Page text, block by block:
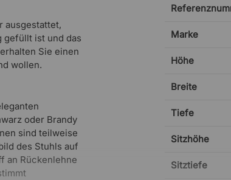
ausgestattet,
gefüllt ist und das
Sie einen
wollen.
oder Brandy
sind teilweise
des Stuhls auf
an Rückenlehne
Marke
Höhe
Breite
Tiefe
Sitzhöhe
Sitztiefe